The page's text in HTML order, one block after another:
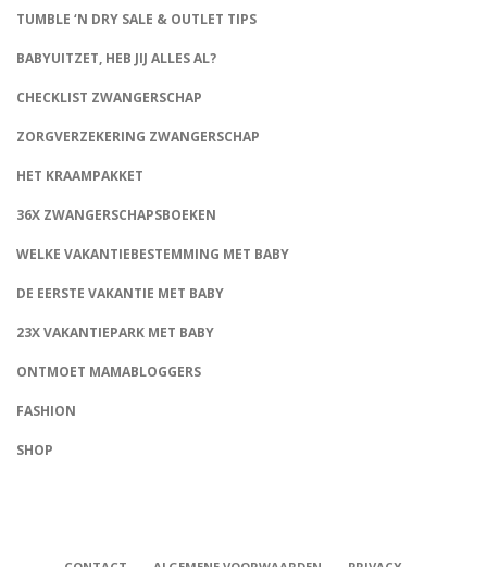
TUMBLE ‘N DRY SALE & OUTLET TIPS
BABYUITZET, HEB JIJ ALLES AL?
CHECKLIST ZWANGERSCHAP
ZORGVERZEKERING ZWANGERSCHAP
HET KRAAMPAKKET
36X ZWANGERSCHAPSBOEKEN
WELKE VAKANTIEBESTEMMING MET BABY
DE EERSTE VAKANTIE MET BABY
23X VAKANTIEPARK MET BABY
ONTMOET MAMABLOGGERS
FASHION
SHOP